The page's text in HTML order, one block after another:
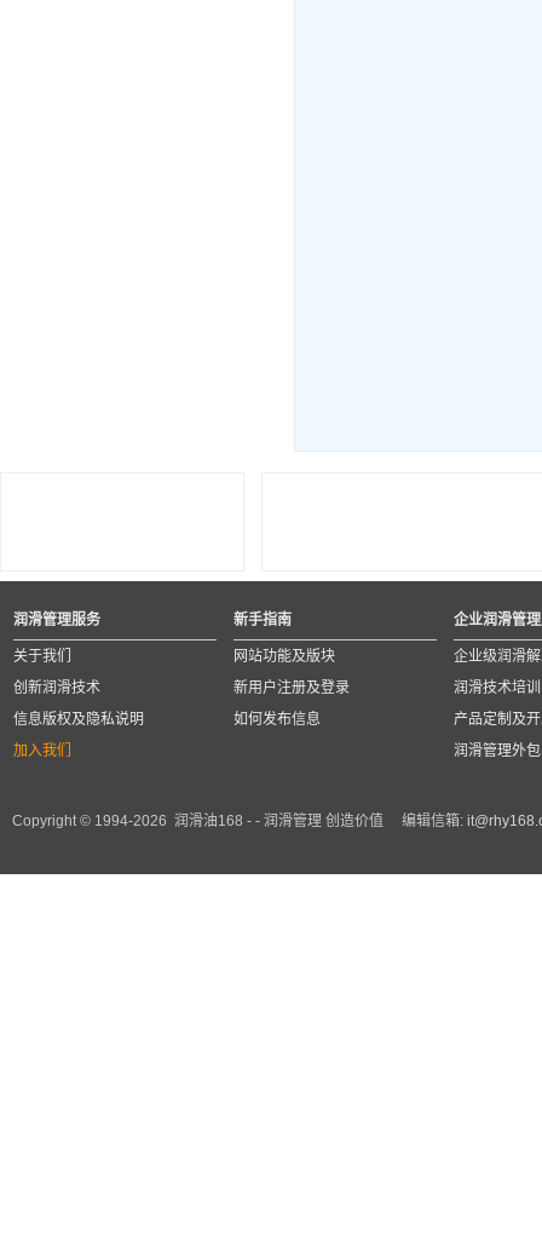
润滑管理服务
关于我们
创新润滑技术
信息版权及隐私说明
加入我们
新手指南
网站功能及版块
新用户注册及登录
如何发布信息
企业润滑管
企业级润滑
润滑技术培训
产品定制及
润滑管理外包
Copyright © 1994-2026 润滑油168 - - 润滑管理 创造价值 编辑信箱: